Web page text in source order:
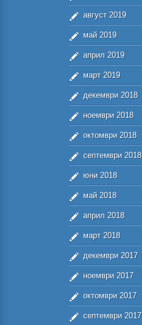
август 2019
май 2019
април 2019
март 2019
декември 2018
ноември 2018
октомври 2018
септември 2018
юни 2018
май 2018
април 2018
март 2018
декември 2017
ноември 2017
октомври 2017
септември 2017